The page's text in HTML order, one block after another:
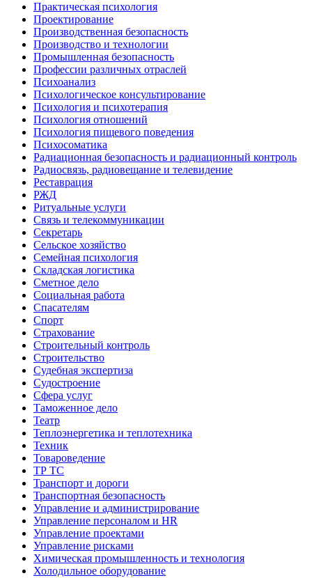
Практическая психология
Проектирование
Производственная безопасность
Производство и технологии
Промышленная безопасность
Профессии различных отраслей
Психоанализ
Психологическое консультирование
Психология и психотерапия
Психология отношений
Психология пищевого поведения
Психосоматика
Радиационная безопасность и радиационный контроль
Радиосвязь, радиовещание и телевидение
Реставрация
РЖД
Ритуальные услуги
Связь и телекоммуникации
Секретарь
Сельское хозяйство
Семейная психология
Складская логистика
Сметное дело
Социальная работа
Спасателям
Спорт
Страхование
Строительный контроль
Строительство
Судебная экспертиза
Судостроение
Сфера услуг
Таможенное дело
Театр
Теплоэнергетика и теплотехника
Техник
Товароведение
ТР ТС
Транспорт и дороги
Транспортная безопасность
Управление и администрирование
Управление персоналом и HR
Управление проектами
Управление рисками
Химическая промышленность и технология
Холодильное оборудование